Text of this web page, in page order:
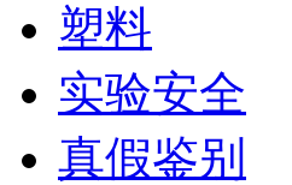
塑料
实验安全
真假鉴别